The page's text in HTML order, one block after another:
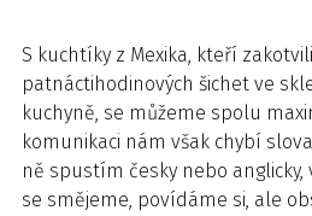
S kuchtíky z Mexika, kteří
patnáctihodinových šichet ve
kuchyně, se můžeme spolu
komunikaci nám však chybí
ně spustím česky nebo anglicky,
se smějeme, povídáme si, ale